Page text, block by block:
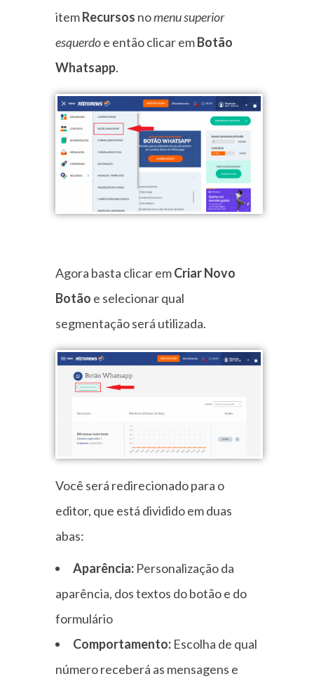
itemRecursos nomenu superior
esquerdoe então clicar emBotão
Whatsapp.
Agora basta clicar emCriar Novo
Botão e selecionar qual
segmentação será utilizada.
Você será redirecionado para o
editor, que está dividido em duas
abas:
Aparência: Personalização da
aparência, dos textos do botão e do
formulário
Comportamento: Escolha de qual
número receberá as mensagens e